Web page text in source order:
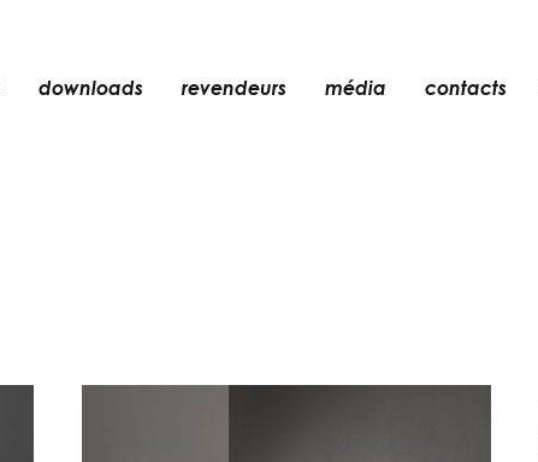
downloads revendeurs média contacts